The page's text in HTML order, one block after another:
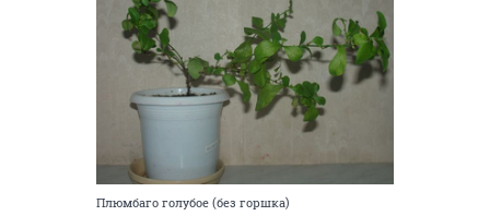
Плюмбаго голубое (без горшка)